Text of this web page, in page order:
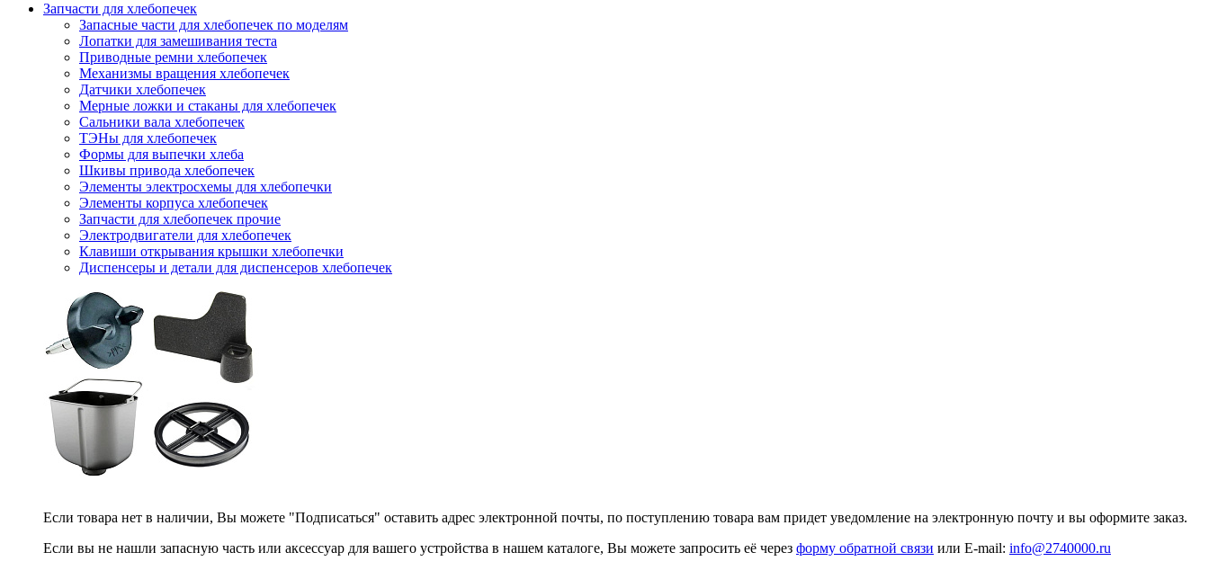
Запчасти для хлебопечек
Запасные части для хлебопечек по моделям
Лопатки для замешивания теста
Приводные ремни хлебопечек
Механизмы вращения хлебопечек
Датчики хлебопечек
Мерные ложки и стаканы для хлебопечек
Сальники вала хлебопечек
ТЭНы для хлебопечек
Формы для выпечки хлеба
Шкивы привода хлебопечек
Элементы электросхемы для хлебопечки
Элементы корпуса хлебопечек
Запчасти для хлебопечек прочие
Электродвигатели для хлебопечек
Клавиши открывания крышки хлебопечки
Диспенсеры и детали для диспенсеров хлебопечек
Если товара нет в наличии, Вы можете "Подписаться" оставить адрес электронной почты, по поступлению товара вам придет уведомление на электронную почту и вы оформите заказ.
Если вы не нашли запасную часть или аксессуар для вашего устройства в нашем каталоге, Вы можете запросить её через форму обратной связи или E-mail: info@2740000.ru